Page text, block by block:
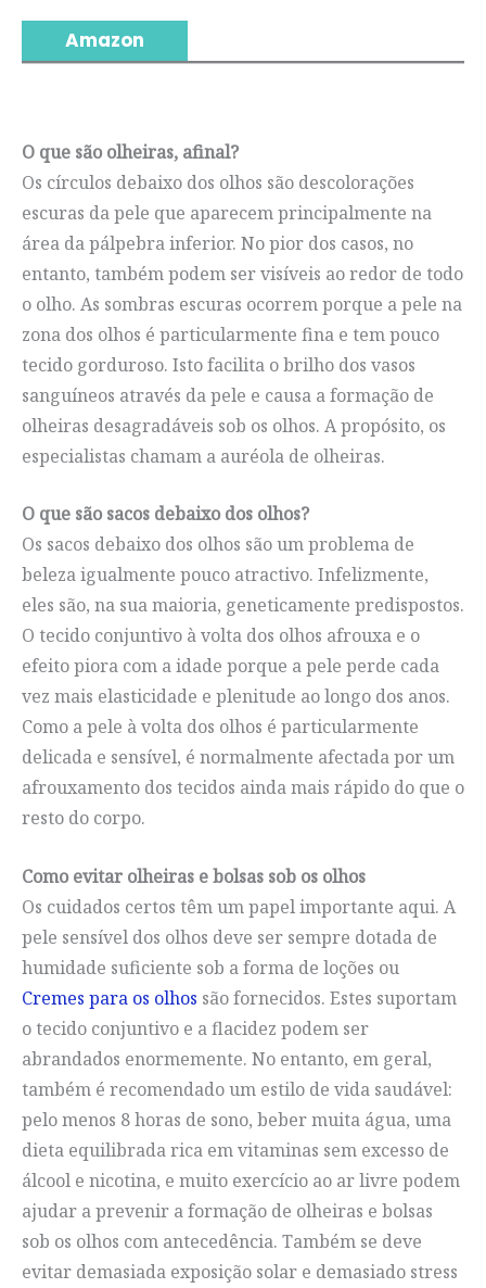
Amazon
O que são olheiras, afinal?
Os círculos debaixo dos olhos são descolorações
escuras da pele que aparecem principalmente na
área da pálpebra inferior. No pior dos casos, no
entanto, também podem ser visíveis ao redor de todo
o olho. As sombras escuras ocorrem porque a pele na
zona dos olhos é particularmente fina e tem pouco
tecido gorduroso. Isto facilita o brilho dos vasos
sanguíneos através da pele e causa a formação de
olheiras desagradáveis sob os olhos. A propósito, os
especialistas chamam a auréola de olheiras.
O que são sacos debaixo dos olhos?
Os sacos debaixo dos olhos são um problema de
beleza igualmente pouco atractivo. Infelizmente,
eles são, na sua maioria, geneticamente predispostos.
O tecido conjuntivo à volta dos olhos afrouxa e o
efeito piora com a idade porque a pele perde cada
vez mais elasticidade e plenitude ao longo dos anos.
Como a pele à volta dos olhos é particularmente
delicada e sensível, é normalmente afectada por um
afrouxamento dos tecidos ainda mais rápido do que o
resto do corpo.
Como evitar olheiras e bolsas sob os olhos
Os cuidados certos têm um papel importante aqui. A
pele sensível dos olhos deve ser sempre dotada de
humidade suficiente sob a forma de loções ou
Cremes para os olhos são fornecidos. Estes suportam
o tecido conjuntivo e a flacidez podem ser
abrandados enormemente. No entanto, em geral,
também é recomendado um estilo de vida saudável:
pelo menos 8 horas de sono, beber muita água, uma
dieta equilibrada rica em vitaminas sem excesso de
álcool e nicotina, e muito exercício ao ar livre podem
ajudar a prevenir a formação de olheiras e bolsas
sob os olhos com antecedência. Também se deve
evitar demasiada exposição solar e demasiado stress